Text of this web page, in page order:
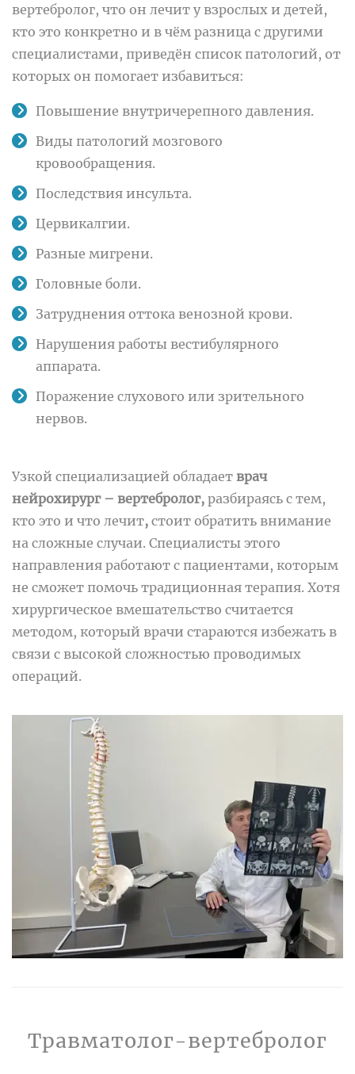
вертебролог, что он лечит у взрослых и детей,
кто это конкретно и в чём разница с другими
специалистами, приведён список патологий, от
которых он помогает избавиться:
Повышение внутричерепного давления.
Виды патологий мозгового
кровообращения.
Последствия инсульта.
Цервикалгии.
Разные мигрени.
Головные боли.
Затруднения оттока венозной крови.
Нарушения работы вестибулярного
аппарата.
Поражение слухового или зрительного
нервов.
Узкой специализацией обладает врач
нейрохирург – вертебролог, разбираясь с тем,
кто это и что лечит, стоит обратить внимание
на сложные случаи. Специалисты этого
направления работают с пациентами, которым
не сможет помочь традиционная терапия. Хотя
хирургическое вмешательство считается
методом, который врачи стараются избежать в
связи с высокой сложностью проводимых
операций.
Травматолог-вертебролог